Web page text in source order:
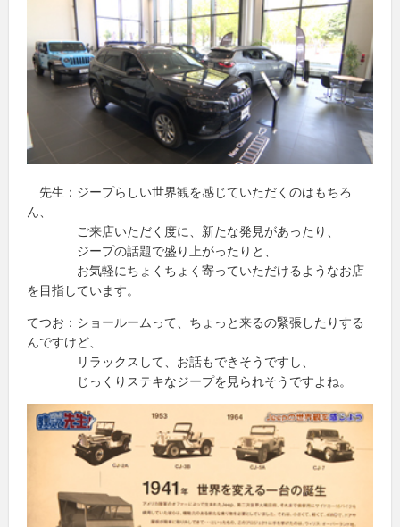
先生：ジープらしい世界観を感じていただくのはもちろ
ん、
ご来店いただく度に、新たな発見があったり、
ジープの話題で盛り上がったりと、
お気軽にちょくちょく寄っていただけるようなお店
を目指しています。
てつお：ショールームって、ちょっと来るの緊張したりする
んですけど、
リラックスして、お話もできそうですし、
じっくりステキなジープを見られそうですよね。